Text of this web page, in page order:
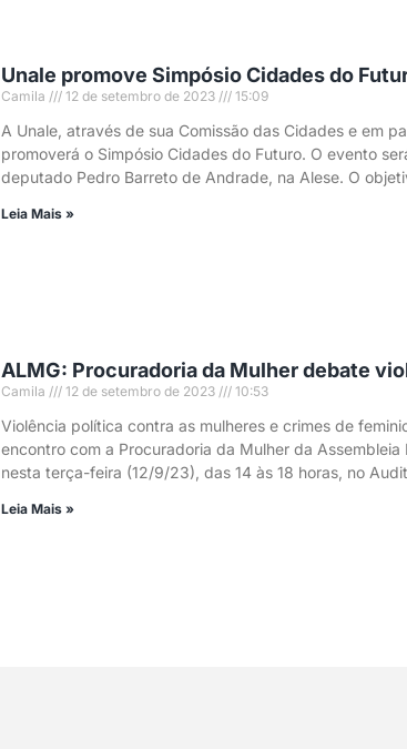
Unale promove Simpósio Cidades do
Camila 12 de setembro de 2023 15:09
A Unale, através de sua Comissão das Cidades e em
promoverá o Simpósio Cidades do Futuro. O evento
deputado Pedro Barreto de Andrade, na Alese. O
Leia Mais »
ALMG: Procuradoria da Mulher debate
Camila 12 de setembro de 2023 10:53
Violência política contra as mulheres e crimes de
encontro com a Procuradoria da Mulher da
nesta terça-feira (12/9/23), das 14 às 18 horas, no
Leia Mais »